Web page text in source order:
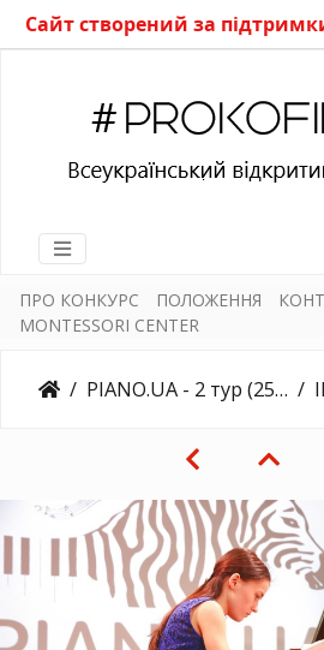
Сайт створений за
ПРО КОНКУРС ПОЛОЖЕННЯ
MONTESSORI CENTER
PIANO.UA - 2 тур (25.03.2018)